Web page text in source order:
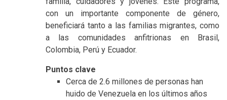
con un importante componente de género,
beneficiará tanto a las familias migrantes, como
a las comunidades anfitrionas en Brasil,
Colombia, Perú y Ecuador.
Puntos clave
Cerca de 2.6 millones de personas han
huido de Venezuela en los últimos años